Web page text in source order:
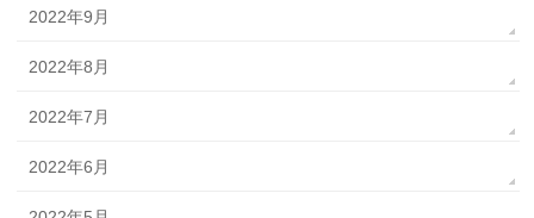
2022年9月
2022年8月
2022年7月
2022年6月